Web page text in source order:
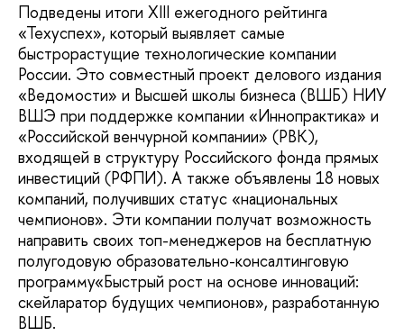
Подведены итоги XIII ежегодного рейтинга
«Техуспех», который выявляет самые
быстрорастущие технологические компании
России. Это совместный проект делового издания
«Ведомости» и Высшей школы бизнеса (ВШБ) НИУ
ВШЭ при поддержке компании «Иннопрактика» и
«Российской венчурной компании» (РВК),
входящей в структуру Российского фонда прямых
инвестиций (РФПИ). А также объявлены 18 новых
компаний, получивших статус «национальных
чемпионов». Эти компании получат возможность
направить своих топ-менеджеров на бесплатную
полугодовую образовательно-консалтинговую
программу«Быстрый рост на основе инноваций:
скейларатор будущих чемпионов», разработанную
ВШБ.